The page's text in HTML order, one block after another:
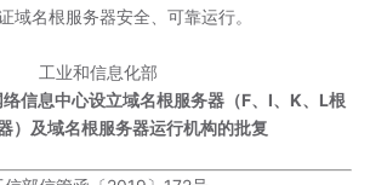
域名根服务器安全、可靠运行。
工业和信息化部
信息中心设立域名根服务器（F、I、K、L根
）及域名根服务器运行机构的批复